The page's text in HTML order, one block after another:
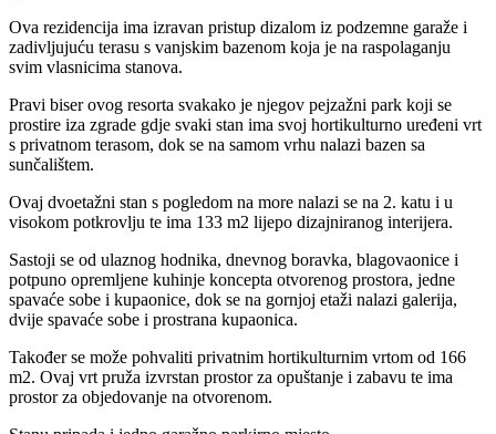
Ova rezidencija ima izravan pristup dizalom iz podzemne garaže i
zadivljujuću terasu s vanjskim bazenom koja je na raspolaganju
svim vlasnicima stanova.
Pravi biser ovog resorta svakako je njegov pejzažni park koji se
prostire iza zgrade gdje svaki stan ima svoj hortikulturno uređeni vrt
s privatnom terasom, dok se na samom vrhu nalazi bazen sa
sunčalištem.
Ovaj dvoetažni stan s pogledom na more nalazi se na 2. katu i u
visokom potkrovlju te ima 133 m2 lijepo dizajniranog interijera.
Sastoji se od ulaznog hodnika, dnevnog boravka, blagovaonice i
potpuno opremljene kuhinje koncepta otvorenog prostora, jedne
spavaće sobe i kupaonice, dok se na gornjoj etaži nalazi galerija,
dvije spavaće sobe i prostrana kupaonica.
Također se može pohvaliti privatnim hortikulturnim vrtom od 166
m2. Ovaj vrt pruža izvrstan prostor za opuštanje i zabavu te ima
prostor za objedovanje na otvorenom.